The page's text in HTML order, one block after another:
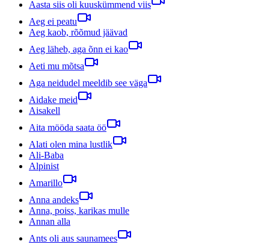
Aasta siis oli kuuskümmend viis
Aeg ei peatu
Aeg kaob, rõõmud jäävad
Aeg läheb, aga õnn ei kao
Aeti mu mõtsa
Aga neidudel meeldib see väga
Aidake meid
Aisakell
Aita mööda saata öö
Alati olen mina lustlik
Ali-Baba
Alpinist
Amarillo
Anna andeks
Anna, poiss, karikas mulle
Annan alla
Ants oli aus saunamees